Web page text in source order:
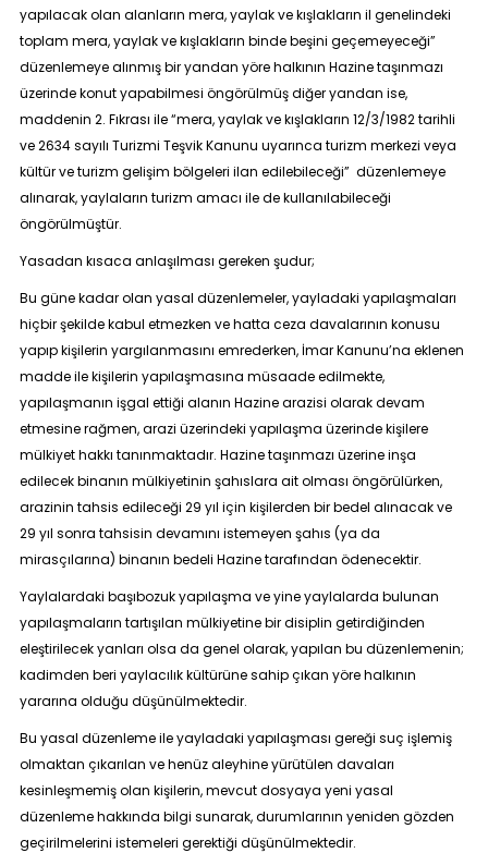
yapılacak olan alanların mera, yaylak ve kışlakların il genelindeki
toplam mera, yaylak ve kışlakların binde beşini geçemeyeceği”
düzenlemeye alınmış bir yandan yöre halkının Hazine taşınmazı
üzerinde konut yapabilmesi öngörülmüş diğer yandan ise,
maddenin 2. Fıkrası ile “mera, yaylak ve kışlakların 12/3/1982 tarihli
ve 2634 sayılı Turizmi Teşvik Kanunu uyarınca turizm merkezi veya
kültür ve turizm gelişim bölgeleri ilan edilebileceği” düzenlemeye
alınarak, yaylaların turizm amacı ile de kullanılabileceği
öngörülmüştür.
Yasadan kısaca anlaşılması gereken şudur;
Bu güne kadar olan yasal düzenlemeler, yayladaki yapılaşmaları
hiçbir şekilde kabul etmezken ve hatta ceza davalarının konusu
yapıp kişilerin yargılanmasını emrederken, İmar Kanunu’na eklenen
madde ile kişilerin yapılaşmasına müsaade edilmekte,
yapılaşmanın işgal ettiği alanın Hazine arazisi olarak devam
etmesine rağmen, arazi üzerindeki yapılaşma üzerinde kişilere
mülkiyet hakkı tanınmaktadır. Hazine taşınmazı üzerine inşa
edilecek binanın mülkiyetinin şahıslara ait olması öngörülürken,
arazinin tahsis edileceği 29 yıl için kişilerden bir bedel alınacak ve
29 yıl sonra tahsisin devamını istemeyen şahıs (ya da
mirasçılarına) binanın bedeli Hazine tarafından ödenecektir.
Yaylalardaki başıbozuk yapılaşma ve yine yaylalarda bulunan
yapılaşmaların tartışılan mülkiyetine bir disiplin getirdiğinden
eleştirilecek yanları olsa da genel olarak, yapılan bu düzenlemenin;
kadimden beri yaylacılık kültürüne sahip çıkan yöre halkının
yararına olduğu düşünülmektedir.
Bu yasal düzenleme ile yayladaki yapılaşması gereği suç işlemiş
olmaktan çıkarılan ve henüz aleyhine yürütülen davaları
kesinleşmemiş olan kişilerin, mevcut dosyaya yeni yasal
düzenleme hakkında bilgi sunarak, durumlarının yeniden gözden
geçirilmelerini istemeleri gerektiği düşünülmektedir.